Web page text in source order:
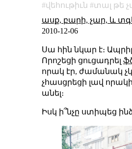
վեհութիւն
տալ թե
ասք, բարի, չար, և
2010-12-06
Սա հին նկար է։
Որոշեցի ցուցադրել
որակ էր, ժամանակ
չհասցրեցի լավ
անել։
Իսկ ի՞նչը ստիպեց